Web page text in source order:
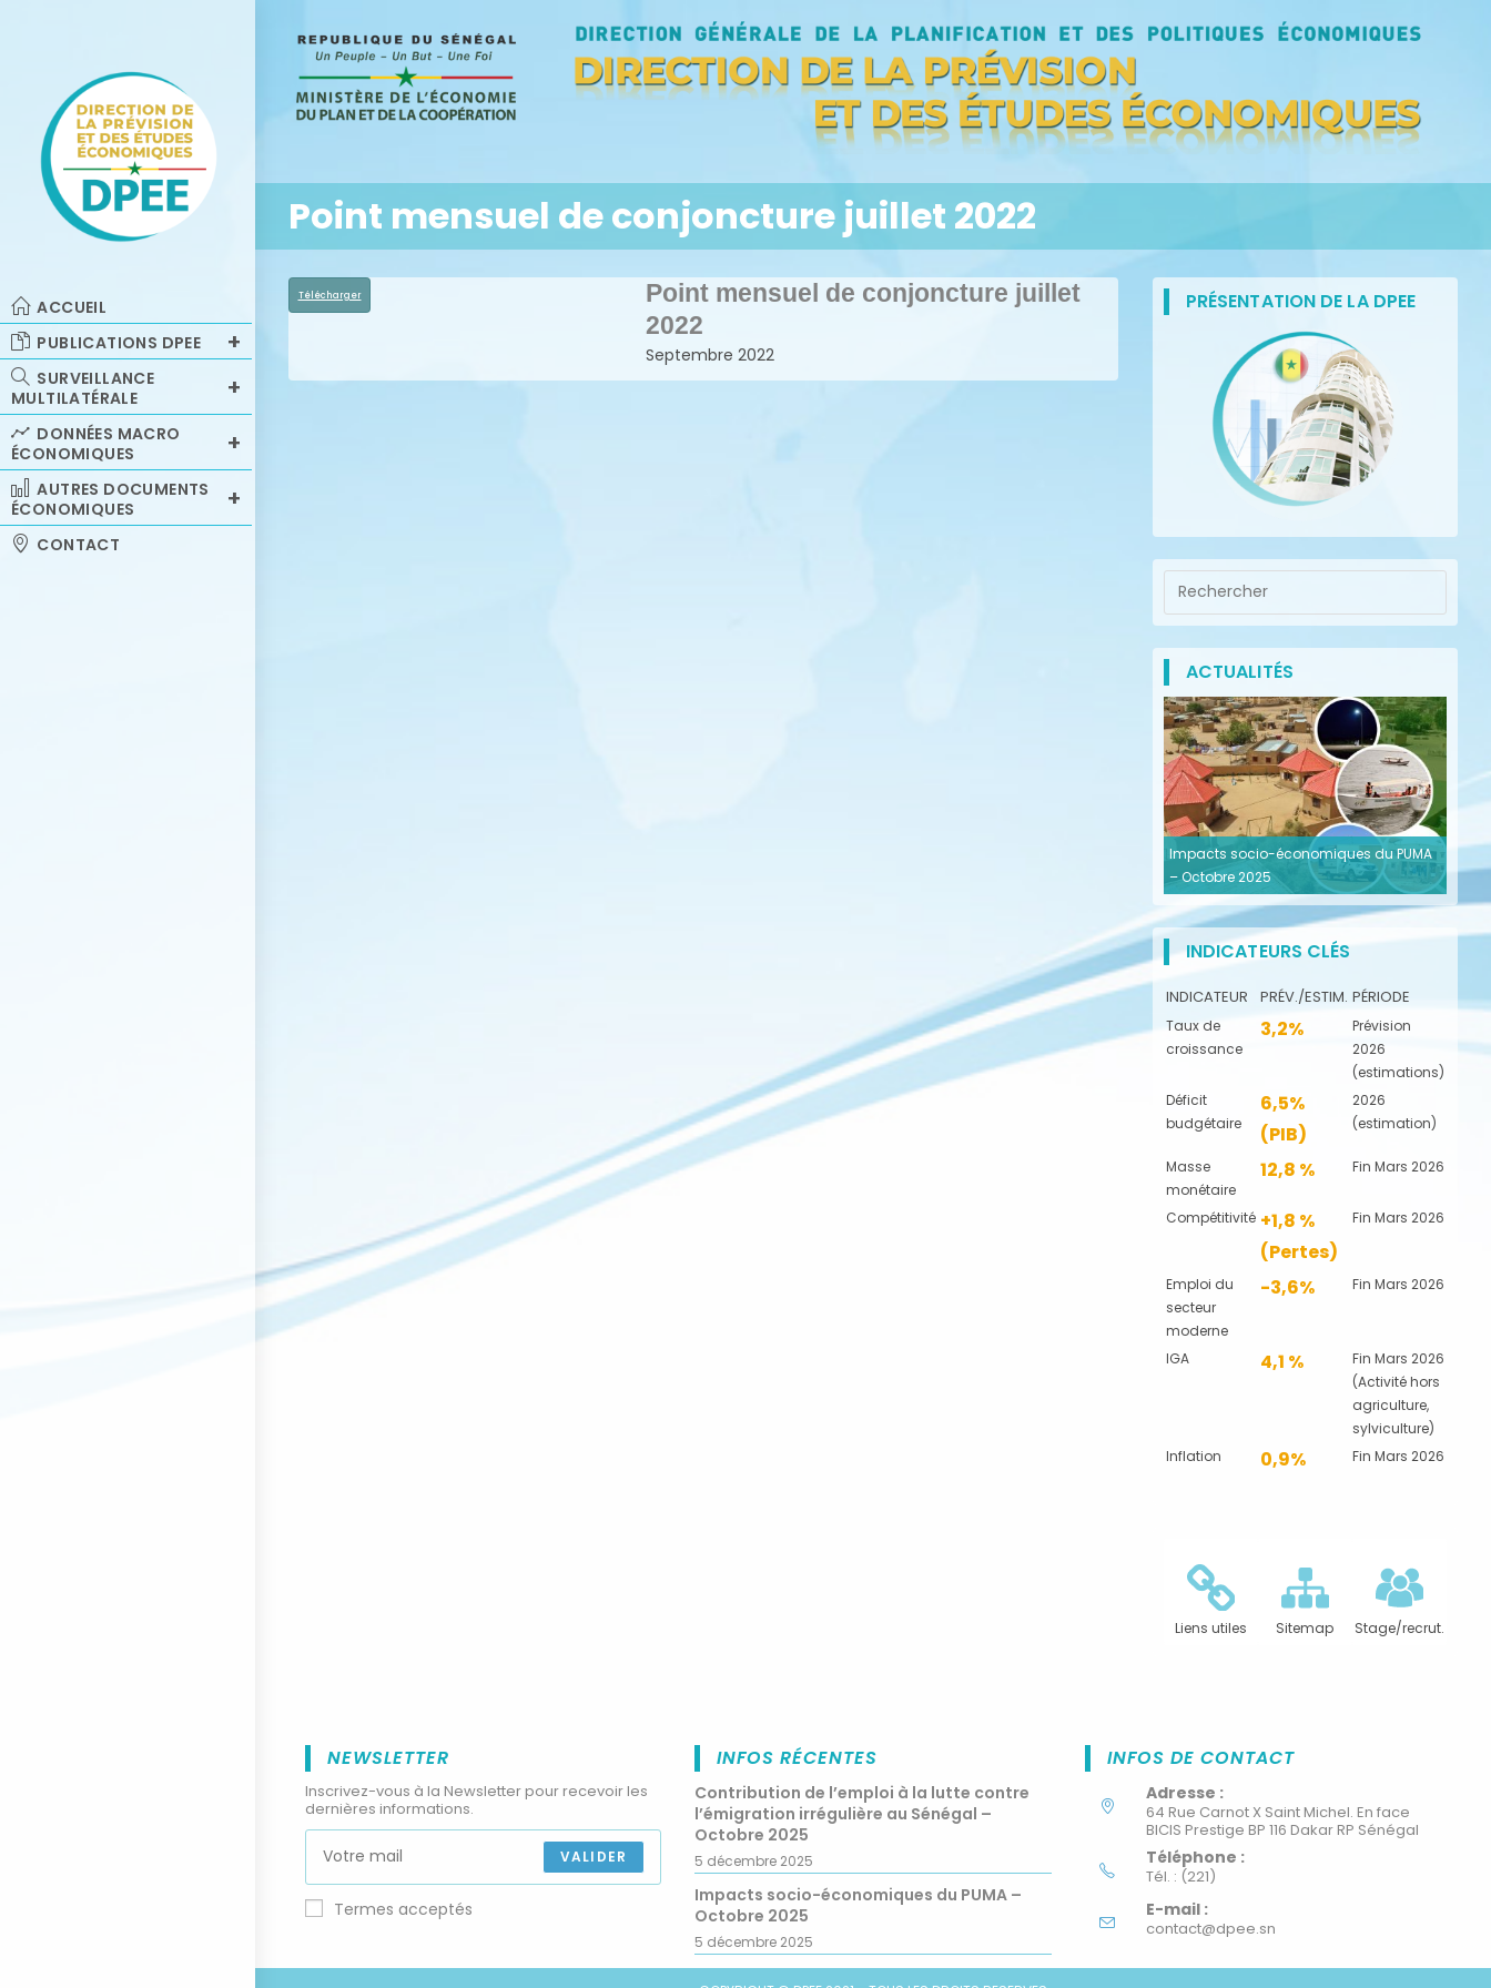
ACCUEIL
PUBLICATIONS DPEE
SURVEILLANCE
MULTILATÉRALE
DONNÉES MACRO
ÉCONOMIQUES
AUTRES DOCUMENTS
ÉCONOMIQUES
CONTACT
Point mensuel de conjoncture juillet 2022
Télécharger
Point mensuel de conjoncture juillet
2022
Septembre 2022
PRÉSENTATION DE LA DPEE
ACTUALITÉS
Impacts socio-économiques du PUMA
– Octobre 2025
INDICATEURS CLÉS
INDICATEUR PRÉV./ESTIM. PÉRIODE
Taux de
croissance
3,2%
Prévision
2026
(estimations)
Déficit
budgétaire
6,5%
(PIB)
2026
(estimation)
Masse
monétaire
12,8 % Fin Mars 2026
Compétitivité +1,8 %
(Pertes)
Fin Mars 2026
Emploi du
secteur
moderne
-3,6% Fin Mars 2026
IGA 4,1 %
Fin Mars 2026
(Activité hors
agriculture,
sylviculture)
Inflation
0,9% Fin Mars 2026
Liens utiles Sitemap Stage/recrut.
NEWSLETTER
Inscrivez-vous à la Newsletter pour recevoir les
dernières informations.
VALIDER
Termes acceptés
INFOS RÉCENTES
Contribution de l’emploi à la lutte contre
l’émigration irrégulière au Sénégal –
Octobre 2025
5 décembre 2025
Impacts socio-économiques du PUMA –
Octobre 2025
5 décembre 2025
INFOS DE CONTACT
Adresse :
64 Rue Carnot X Saint Michel. En face
BICIS Prestige BP 116 Dakar RP Sénégal
Téléphone :
Tél. : (221)
E-mail :
contact@dpee.sn